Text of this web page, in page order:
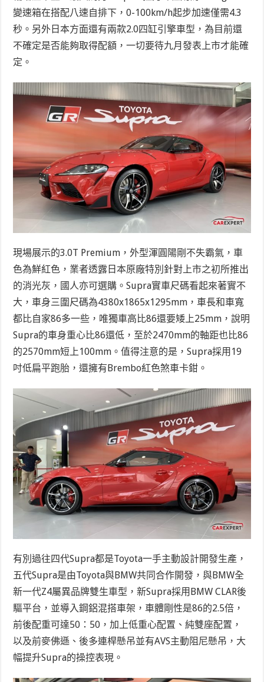
變速箱在搭配八速自排下，0-100km/h起步加速僅需4.3
秒。另外日本方面還有兩款2.0四缸引擎車型，為目前還
不確定是否能夠取得配額，一切要待九月發表上市才能確
定。
現場展示的3.0T Premium，外型渾圓陽剛不失霸氣，車
色為鮮紅色，業者透露日本原廠特別針對上市之初所推出
的消光灰，國人亦可選購。Supra實車尺碼看起來著實不
大，車身三圍尺碼為4380x1865x1295mm，車長和車寬
都比自家86多一些，唯獨車高比86還要矮上25mm，說明
Supra的車身重心比86還低，至於2470mm的軸距也比86
的2570mm短上100mm。值得注意的是，Supra採用19
吋低扁平跑胎，還擁有Brembo紅色煞車卡鉗。
有別過往四代Supra都是Toyota一手主動設計開發生產，
五代Supra是由Toyota與BMW共同合作開發，與BMW全
新一代Z4屬異品牌雙生車型，新Supra採用BMW CLAR後
驅平台，並導入鋼鋁混搭車架，車體剛性是86的2.5倍，
前後配重可達50：50，加上低重心配置、純雙座配置，
以及前麥佛遜、後多連桿懸吊並有AVS主動阻尼懸吊，大
幅提升Supra的操控表現。